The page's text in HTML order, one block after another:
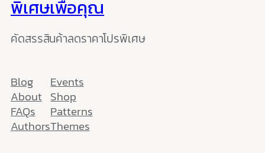
พิเศษเพื่อคุณ
คัดสรรสินค้าลดราคาโปรพิเศษ
Blog
About
FAQs
Authors
Events
Shop
Patterns
Themes